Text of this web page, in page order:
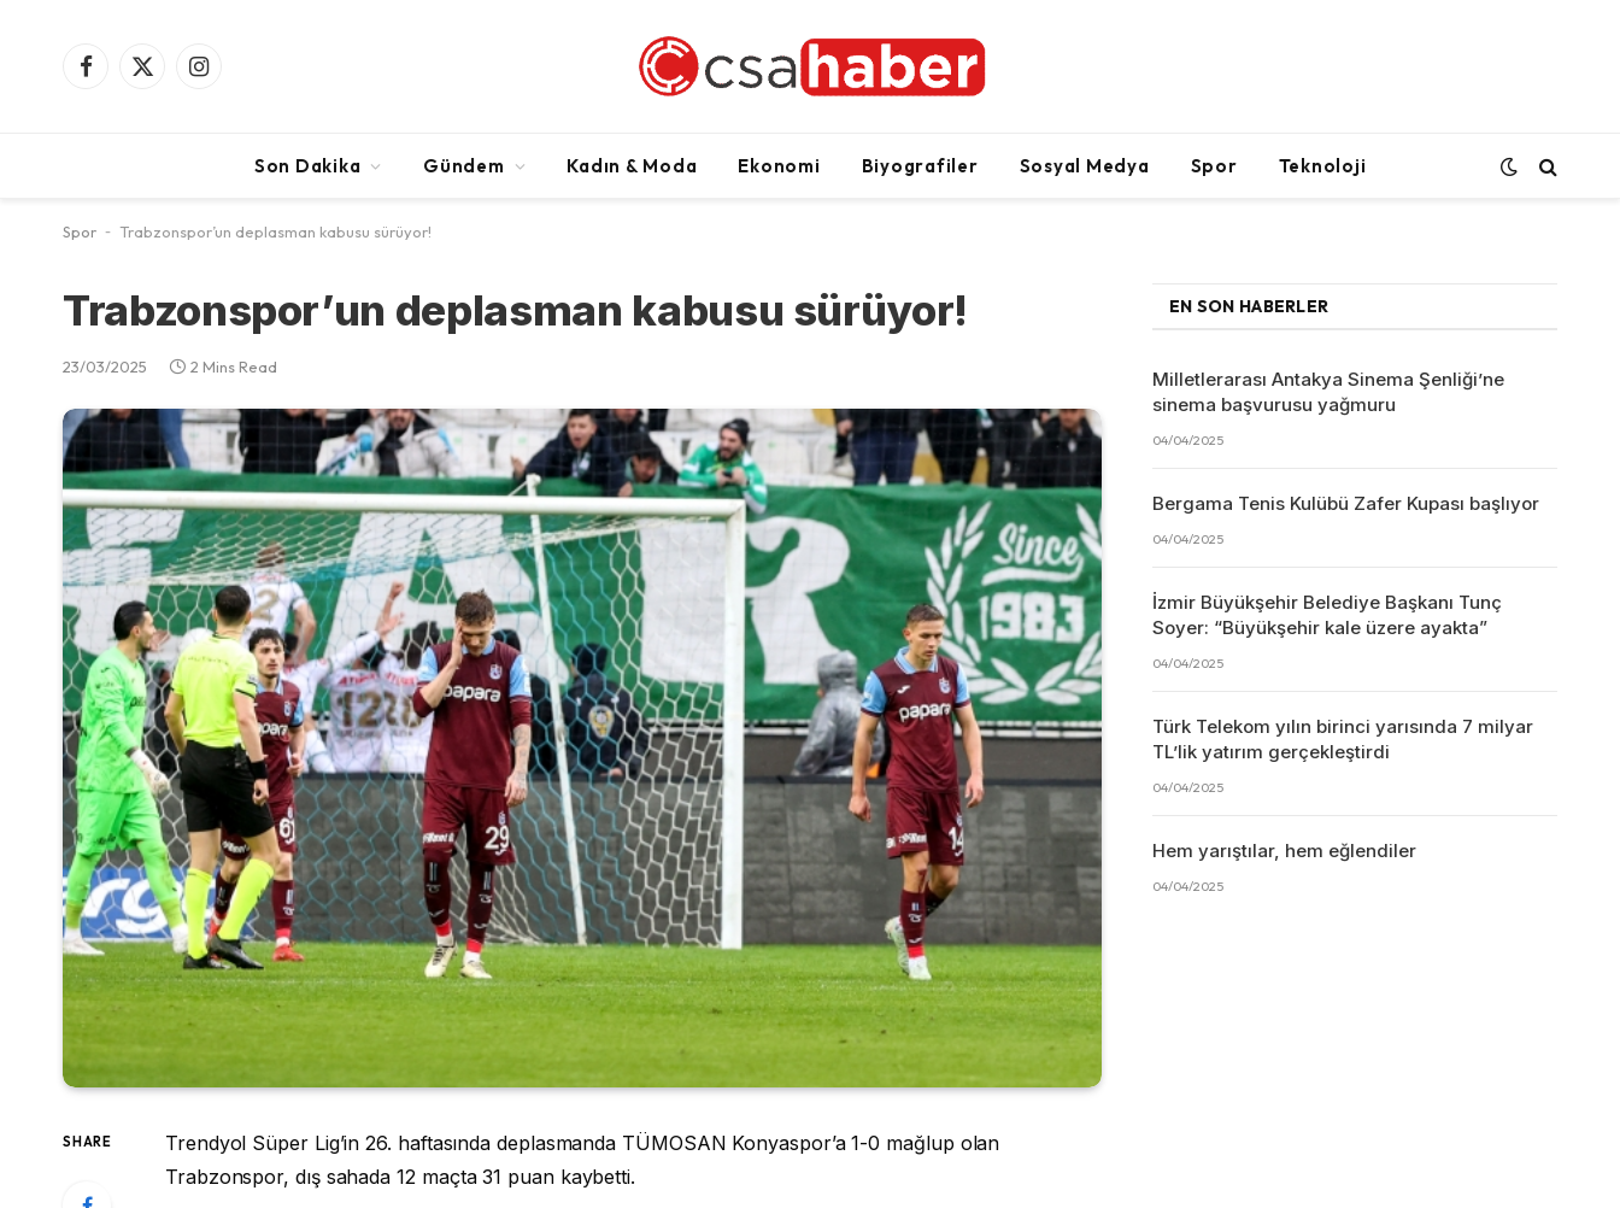
Facebook
X
Instagram
Son Dakika Gündem Kadın & Moda Ekonomi Biyografiler Sosyal Medya Spor Teknoloji
Spor - Trabzonspor’un deplasman kabusu sürüyor!
Trabzonspor’un deplasman kabusu sürüyor!
23/03/2025 2 Mins Read
SHARE
Trendyol Süper Lig’in 26. haftasında deplasmanda TÜMOSAN Konyaspor’a 1-0 mağlup olan
Trabzonspor, dış sahada 12 maçta 31 puan kaybetti.
EN SON HABERLER
Milletlerarası Antakya Sinema Şenliği’ne
sinema başvurusu yağmuru
04/04/2025
Bergama Tenis Kulübü Zafer Kupası başlıyor
04/04/2025
İzmir Büyükşehir Belediye Başkanı Tunç
Soyer: “Büyükşehir kale üzere ayakta”
04/04/2025
Türk Telekom yılın birinci yarısında 7 milyar
TL’lik yatırım gerçekleştirdi
04/04/2025
Hem yarıştılar, hem eğlendiler
04/04/2025